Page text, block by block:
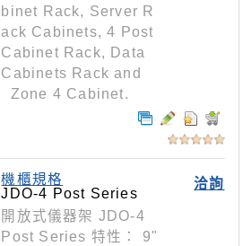
binet Rack, Server R
ack Cabinets, 4 Post
Cabinet Rack, Data
Cabinets Rack and
Zone 4 Cabinet.
洽詢
機櫃規格
JDO-4 Post Series
開放式儀器架 JDO-4
Post Series 特性： 9"